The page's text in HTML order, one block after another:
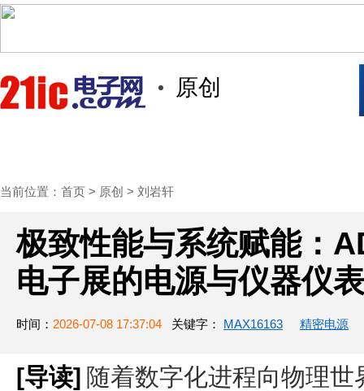
原创
当前位置： 首页 > 原创 > 刘岩轩
极致性能与系统赋能：
电子展的电源与仪器仪
时间： 2026-07-08 17:37:04 关键字： MAX16163 精密电源
[导读] 随着数字化进程向物理